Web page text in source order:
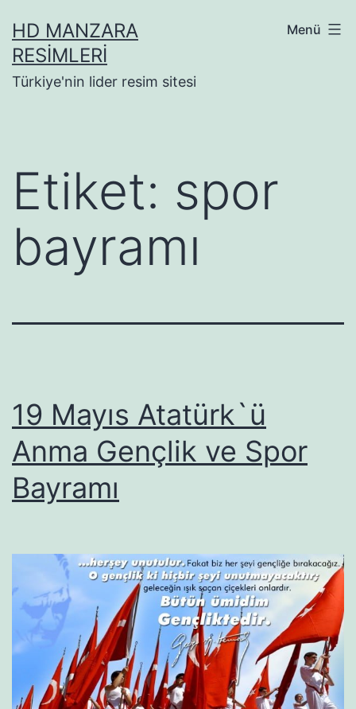
geçHD MANZARA
RESIMLERI
Türkiye'nin lider resim sitesi
Menü
Etiket: spor
bayramı
19 Mayıs Atatürk`ü
Anma Gençlik ve Spor
Bayramı